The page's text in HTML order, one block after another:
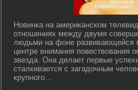
Новинка на американском
отношениях между двумя
людьми на фоне развивающейся
центре внимания повествования
звезда. Она делает первые
сталкивается с загадочным
крупного...